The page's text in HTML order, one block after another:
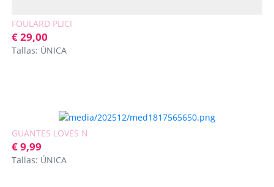
FOULARD PLICI
€ 29,00
Tallas: ÚNICA
GUANTES LOVES N
€ 9,99
Tallas: ÚNICA